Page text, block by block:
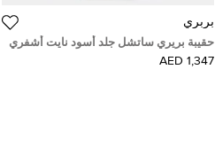
بربري
حقيبة بريري ساتشل جلد أسود نايت أشفري
1,347 AED